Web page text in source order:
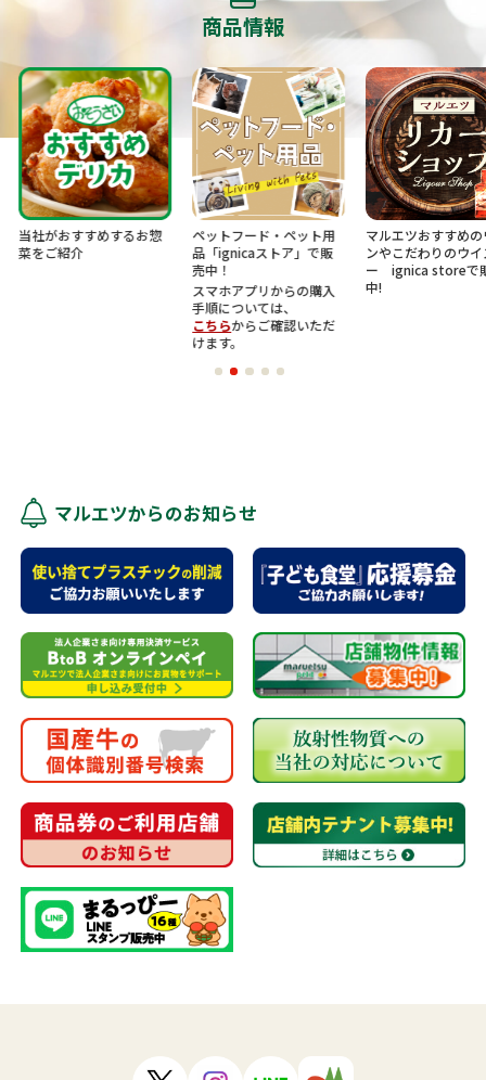
商品情報
すめするお惣
ペットフード・ペット用
品「ignicaストア」で販
スマホアプリからの購入
手順については、
からご確認いただ
マルエツおすすめのワイ
ンやこだわりのウイスキ
ー ignica storeで販売
中!
ベ
マルエツからのお知らせ